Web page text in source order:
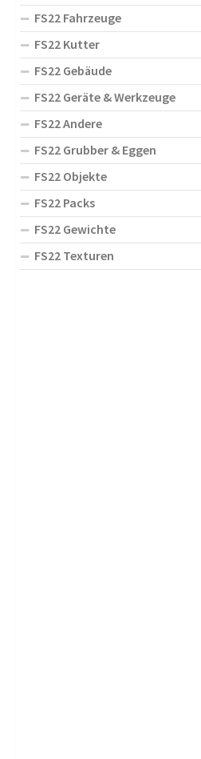
FS22 Fahrzeuge
FS22 Kutter
FS22 Gebäude
FS22 Geräte & Werkzeuge
FS22 Andere
FS22 Grubber & Eggen
FS22 Objekte
FS22 Packs
FS22 Gewichte
FS22 Texturen